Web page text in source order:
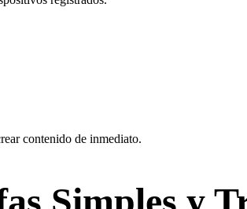
contenido de inmediato.